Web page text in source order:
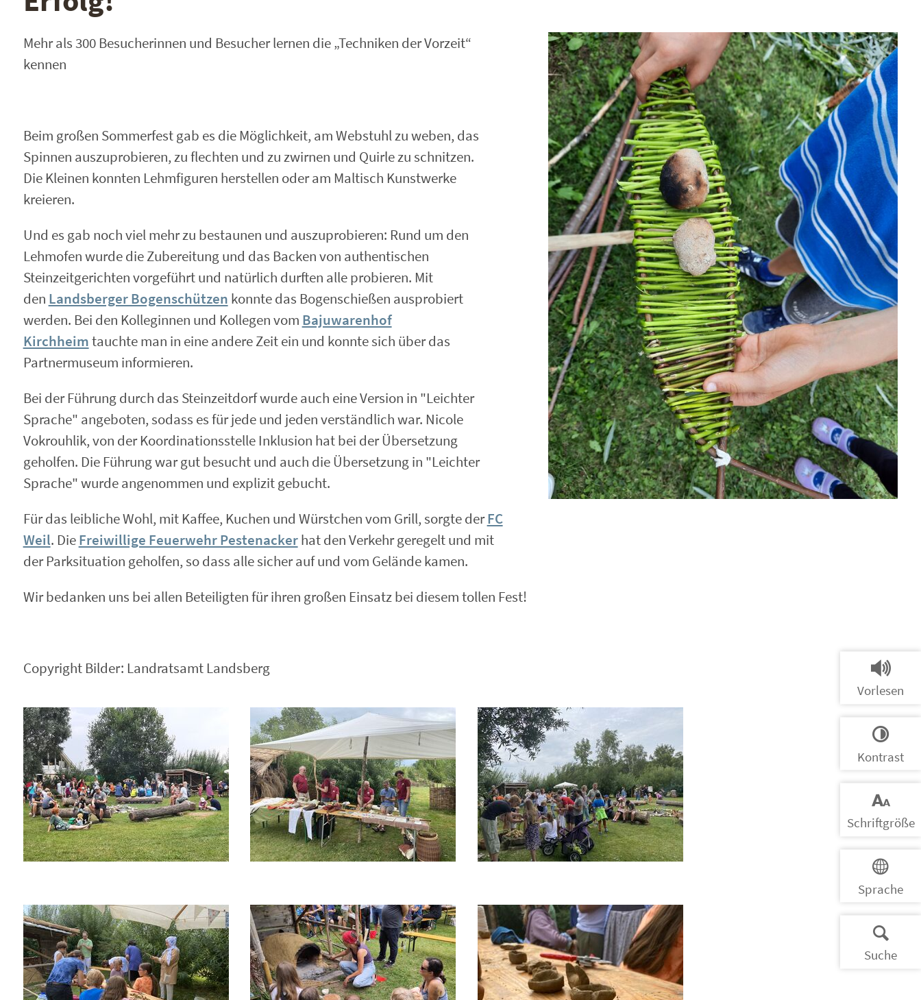
Mehr als 300 Besucherinnen und Besucher lernen die „Techniken der Vorzeit“
kennen
Beim großen Sommerfest gab es die Möglichkeit, am Webstuhl zu weben, das
Spinnen auszuprobieren, zu flechten und zu zwirnen und Quirle zu schnitzen.
Die Kleinen konnten Lehmfiguren herstellen oder am Maltisch Kunstwerke
kreieren.
Und es gab noch viel mehr zu bestaunen und auszuprobieren: Rund um den
Lehmofen wurde die Zubereitung und das Backen von authentischen
Steinzeitgerichten vorgeführt und natürlich durften alle probieren. Mit
den Landsberger Bogenschützen konnte das Bogenschießen ausprobiert
werden. Bei den Kolleginnen und Kollegen vom Bajuwarenhof
Kirchheimtauchte man in eine andere Zeit ein und konnte sich über das
Partnermuseum informieren.
Bei der Führung durch das Steinzeitdorf wurde auch eine Version in "Leichter
Sprache" angeboten, sodass es für jede und jeden verständlich war. Nicole
Vokrouhlik, von der Koordinationsstelle Inklusion hat bei der Übersetzung
geholfen. Die Führung war gut besucht und auch die Übersetzung in "Leichter
Sprache" wurde angenommen und explizit gebucht.
Für das leibliche Wohl, mit Kaffee, Kuchen und Würstchen vom Grill, sorgte derFC
Weil. DieFreiwillige Feuerwehr Pestenackerhat den Verkehr geregelt und mit
der Parksituation geholfen, so dass alle sicher auf und vom Gelände kamen.
Wir bedanken uns bei allen Beteiligten für ihren großen Einsatz bei diesem tollen Fest!
Copyright Bilder: Landratsamt Landsberg
Vorlesen
Kontrast
Schrift­größe
Sprache
Suche